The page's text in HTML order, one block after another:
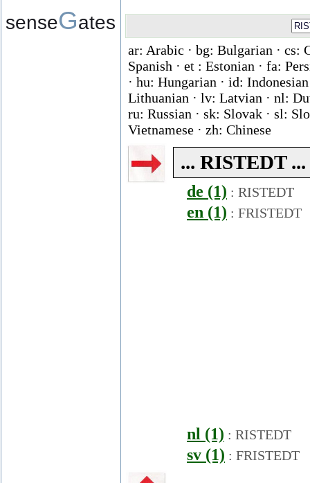
senseGates
ar: Arabic · bg: Bulgarian · cs:
Spanish · et : Estonian · fa:
· hu: Hungarian · id:
Lithuanian · lv: Latvian · nl:
ru: Russian · sk: Slovak · sl:
Vietnamese · zh: Chinese
... RISTEDT
de (1) : RISTEDT
en (1) : FRISTEDT
nl (1) : RISTEDT
sv (1) : FRISTEDT